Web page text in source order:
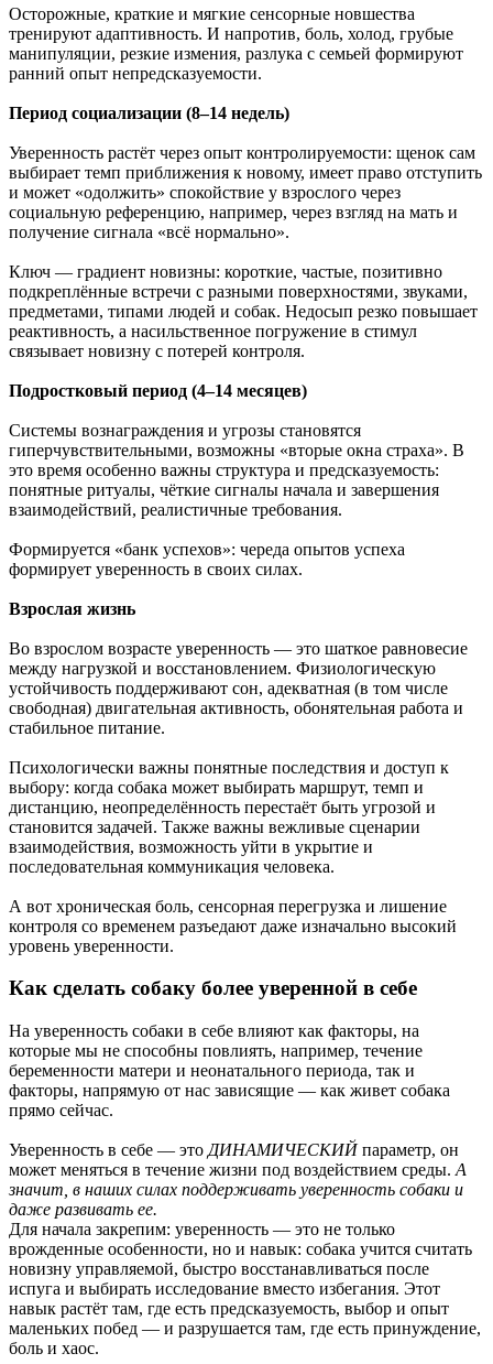
Осторожные, краткие и мягкие сенсорные новшества
тренируют адаптивность. И напротив, боль, холод, грубые
манипуляции, резкие измения, разлука с семьей формируют
ранний опыт непредсказуемости.
Период социализации (8–14 недель)
Уверенность растёт через опыт контролируемости: щенок сам
выбирает темп приближения к новому, имеет право отступить
и может «одолжить» спокойствие у взрослого через
социальную референцию, например, через взгляд на мать и
получение сигнала «всё нормально».
Ключ — градиент новизны: короткие, частые, позитивно
подкреплённые встречи с разными поверхностями, звуками,
предметами, типами людей и собак. Недосып резко повышает
реактивность, а насильственное погружение в стимул
связывает новизну с потерей контроля.
Подростковый период (4–14 месяцев)
Системы вознаграждения и угрозы становятся
гиперчувствительными, возможны «вторые окна страха». В
это время особенно важны структура и предсказуемость:
понятные ритуалы, чёткие сигналы начала и завершения
взаимодействий, реалистичные требования.
Формируется «банк успехов»: череда опытов успеха
формирует уверенность в своих силах.
Взрослая жизнь
Во взрослом возрасте уверенность — это шаткое равновесие
между нагрузкой и восстановлением. Физиологическую
устойчивость поддерживают сон, адекватная (в том числе
свободная) двигательная активность, обонятельная работа и
стабильное питание.
Психологически важны понятные последствия и доступ к
выбору: когда собака может выбирать маршрут, темп и
дистанцию, неопределённость перестаёт быть угрозой и
становится задачей. Также важны вежливые сценарии
взаимодействия, возможность уйти в укрытие и
последовательная коммуникация человека.
А вот хроническая боль, сенсорная перегрузка и лишение
контроля со временем разъедают даже изначально высокий
уровень уверенности.
Как сделать собаку более уверенной в себе
На уверенность собаки в себе влияют как факторы, на
которые мы не способны повлиять, например, течение
беременности матери и неонатального периода, так и
факторы, напрямую от нас зависящие — как живет собака
прямо сейчас.
Уверенность в себе — это ДИНАМИЧЕСКИЙпараметр, он
может меняться в течение жизни под воздействием среды. А
значит, в наших силах поддерживать уверенность собаки и
даже развивать ее.
Для начала закрепим: уверенность — это не только
врожденные особенности, но и навык: собака учится считать
новизну управляемой, быстро восстанавливаться после
испуга и выбирать исследование вместо избегания. Этот
навык растёт там, где есть предсказуемость, выбор и опыт
маленьких побед — и разрушается там, где есть принуждение,
боль и хаос.